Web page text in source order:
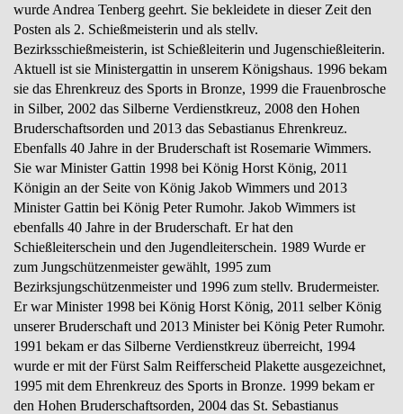
wurde Andrea Tenberg geehrt. Sie bekleidete in dieser Zeit den
Posten als 2. Schießmeisterin und als stellv.
Bezirksschießmeisterin, ist Schießleiterin und Jugenschießleiterin.
Aktuell ist sie Ministergattin in unserem Königshaus. 1996 bekam
sie das Ehrenkreuz des Sports in Bronze, 1999 die Frauenbrosche
in Silber, 2002 das Silberne Verdienstkreuz, 2008 den Hohen
Bruderschaftsorden und 2013 das Sebastianus Ehrenkreuz.
Ebenfalls 40 Jahre in der Bruderschaft ist Rosemarie Wimmers.
Sie war Minister Gattin 1998 bei König Horst König, 2011
Königin an der Seite von König Jakob Wimmers und 2013
Minister Gattin bei König Peter Rumohr. Jakob Wimmers ist
ebenfalls 40 Jahre in der Bruderschaft. Er hat den
Schießleiterschein und den Jugendleiterschein. 1989 Wurde er
zum Jungschützenmeister gewählt, 1995 zum
Bezirksjungschützenmeister und 1996 zum stellv. Brudermeister.
Er war Minister 1998 bei König Horst König, 2011 selber König
unserer Bruderschaft und 2013 Minister bei König Peter Rumohr.
1991 bekam er das Silberne Verdienstkreuz überreicht, 1994
wurde er mit der Fürst Salm Reifferscheid Plakette ausgezeichnet,
1995 mit dem Ehrenkreuz des Sports in Bronze. 1999 bekam er
den Hohen Bruderschaftsorden, 2004 das St. Sebastianus